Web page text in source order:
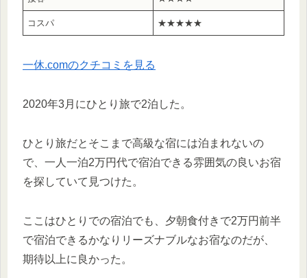
コスパ ★★★★★
一休.comのクチコミを見る
2020年3月にひとり旅で2泊した。
ひとり旅だとそこまで高級な宿には泊まれないの
で、一人一泊2万円代で宿泊できる雰囲気の良いお宿
を探していて見つけた。
ここはひとりでの宿泊でも、夕朝食付きで2万円前半
で宿泊できるかなりリーズナブルなお宿なのだが、
期待以上に良かった。